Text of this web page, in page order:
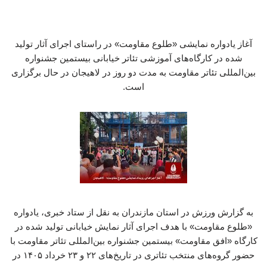
آغاز یادواره نمایشی «طلوع مقاومت» در راستای اجرای آثار تولید
شده در کارگاه‌های آموزشی تئاتر خیابانی بیستمین جشنواره
بین‌المللی تئاتر مقاومت به مدت دو روز در لاهیجان در حال برگزاری
است.
به گزارش ورزش در استان مازندران به نقل از ستاد خبری، یادواره
«طلوع مقاومت» با هدف اجرای آثار نمایش خیابانی تولید شده در
کارگاه «افق مقاومت» بیستمین جشنواره بین‌المللی تئاتر مقاومت با
حضور گروه‌های منتخب تئاتری در تاریخ‌های ۲۲ و ۲۳ خرداد ۱۴۰۵ در